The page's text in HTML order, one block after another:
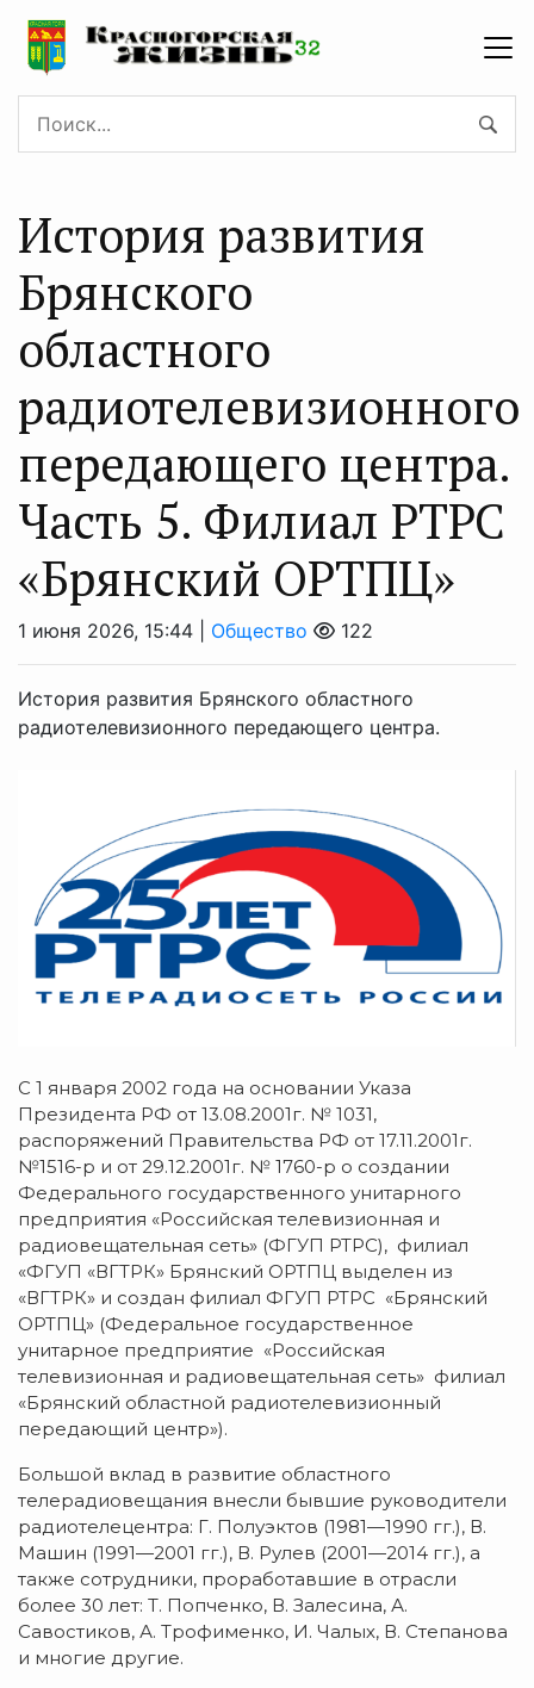
История развития
Брянского
областного
радиотелевизионного
передающего центра.
Часть 5. Филиал РТРС
«Брянский ОРТПЦ»
1 июня 2026, 15:44 | Общество 122
История развития Брянского областного
радиотелевизионного передающего центра.
С 1 января 2002 года на основании Указа
Президента РФ от 13.08.2001г. № 1031,
распоряжений Правительства РФ от 17.11.2001г.
№1516-р и от 29.12.2001г. № 1760-р о создании
Федерального государственного унитарного
предприятия «Российская телевизионная и
радиовещательная сеть» (ФГУП РТРС), филиал
«ФГУП «ВГТРК» Брянский ОРТПЦ выделен из
«ВГТРК» и создан филиал ФГУП РТРС «Брянский
ОРТПЦ» (Федеральное государственное
унитарное предприятие «Российская
телевизионная и радиовещательная сеть» филиал
«Брянский областной радиотелевизионный
передающий центр»).
Большой вклад в развитие областного
телерадиовещания внесли бывшие руководители
радиотелецентра: Г. Полуэктов (1981—1990 гг.), В.
Машин (1991—2001 гг.), В. Рулев (2001—2014 гг.), а
также сотрудники, проработавшие в отрасли
более 30 лет: Т. Попченко, В. Залесина, А.
Савостиков, А. Трофименко, И. Чалых, В. Степанова
и многие другие.